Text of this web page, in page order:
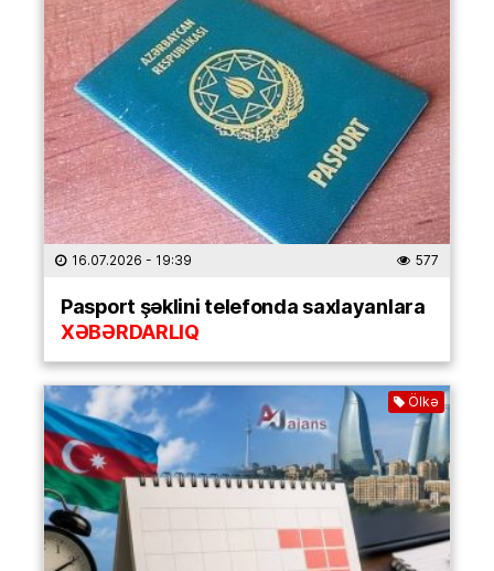
16.07.2026 - 19:39 577
Pasport şəklini telefonda saxlayanlara
XƏBƏRDARLIQ
Ölkə